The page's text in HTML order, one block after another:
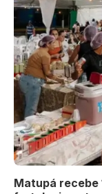
Matupá recebe